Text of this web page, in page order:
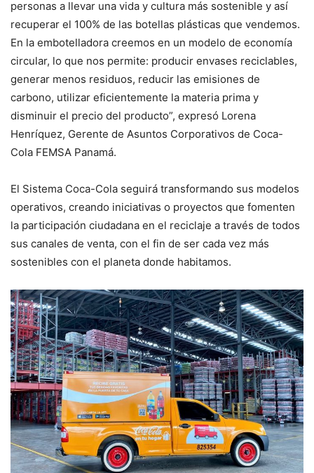
personas a llevar una vida y cultura más sostenible y así
recuperar el 100% de las botellas plásticas que vendemos.
En la embotelladora creemos en un modelo de economía
circular, lo que nos permite: producir envases reciclables,
generar menos residuos, reducir las emisiones de
carbono, utilizar eficientemente la materia prima y
disminuir el precio del producto”, expresó Lorena
Henríquez, Gerente de Asuntos Corporativos de Coca-
Cola FEMSA Panamá.
El Sistema Coca-Cola seguirá transformando sus modelos
operativos, creando iniciativas o proyectos que fomenten
la participación ciudadana en el reciclaje a través de todos
sus canales de venta, con el fin de ser cada vez más
sostenibles con el planeta donde habitamos.